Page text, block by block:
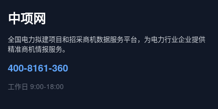
中项网
全国电力拟建项目和招采商机数据服务平台，为电力行业企业提供
精准商机情报服务。
400-8161-360
工作日 9:00-18:00